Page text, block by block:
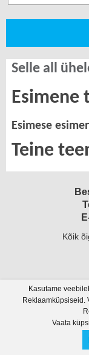
Selle all
Esimene
Esimese
Teine
Kõik
Kasutame
Reklaamküpsiseid.
Vaata